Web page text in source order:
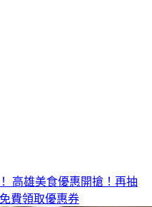
高雄美食優惠開搶！再抽